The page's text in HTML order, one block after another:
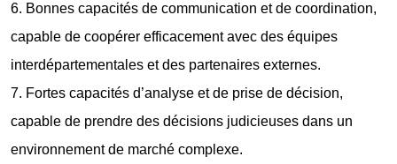
6. Bonnes capacités de communication et de coordination,
capable de coopérer efficacement avec des équipes
interdépartementales et des partenaires externes.
7. Fortes capacités d’analyse et de prise de décision,
capable de prendre des décisions judicieuses dans un
environnement de marché complexe.